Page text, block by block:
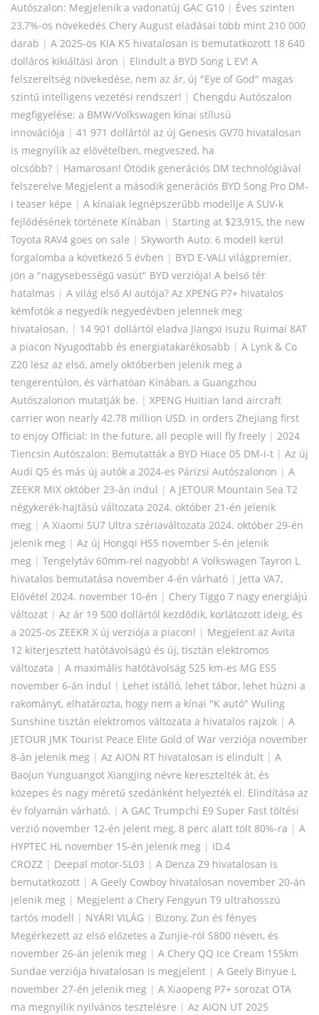
Autószalon: Megjelenik a vadonatúj GAC G10 | Éves szinten
23,7%-os növekedés Chery August eladásai több mint 210 000
darab | A 2025-ös KIA K5 hivatalosan is bemutatkozott 18 640
dolláros kikiáltási áron | Elindult a BYD Song L EV! A
felszereltség növekedése, nem az ár, új "Eye of God" magas
szintű intelligens vezetési rendszer! | Chengdu Autószalon
megfigyelése: a BMW/Volkswagen kínai stílusú
innovációja | 41 971 dollártól az új Genesis GV70 hivatalosan
is megnyílik az elővételben, megveszed, ha
olcsóbb? | Hamarosan! Ötödik generációs DM technológiával
felszerelve Megjelent a második generációs BYD Song Pro DM-
i teaser képe | A kínaiak legnépszerűbb modellje A SUV-k
fejlődésének története Kínában | Starting at $23,915, the new
Toyota RAV4 goes on sale | Skyworth Auto: 6 modell kerül
forgalomba a következő 5 évben | BYD E-VALI világpremier,
jön a "nagysebességű vasút" BYD verziója! A belső tér
hatalmas | A világ első AI autója? Az XPENG P7+ hivatalos
kémfotók a negyedik negyedévben jelennek meg
hivatalosan. | 14 901 dollártól eladva Jiangxi Isuzu Ruimai 8AT
a piacon Nyugodtabb és energiatakarékosabb | A Lynk & Co
Z20 lesz az első, amely októberben jelenik meg a
tengerentúlon, és várhatóan Kínában, a Guangzhou
Autószalonon mutatják be. | XPENG Huitian land aircraft
carrier won nearly 42.78 million USD. in orders Zhejiang first
to enjoy Official: In the future, all people will fly freely | 2024
Tiencsin Autószalon: Bemutatták a BYD Hiace 05 DM-i-t | Az új
Audi Q5 és más új autók a 2024-es Párizsi Autószalonon | A
ZEEKR MIX október 23-án indul | A JETOUR Mountain Sea T2
négykerék-hajtású változata 2024. október 21-én jelenik
meg | A Xiaomi SU7 Ultra szériaváltozata 2024. október 29-én
jelenik meg | Az új Hongqi HS5 november 5-én jelenik
meg | Tengelytáv 60mm-rel nagyobb! A Volkswagen Tayron L
hivatalos bemutatása november 4-én várható | Jetta VA7,
Elővétel 2024. november 10-én | Chery Tiggo 7 nagy energiájú
változat | Az ár 19 500 dollártól kezdődik, korlátozott ideig, és
a 2025-ös ZEEKR X új verziója a piacon! | Megjelent az Avita
12 kiterjesztett hatótávolságú és új, tisztán elektromos
változata | A maximális hatótávolság 525 km-es MG ES5
november 6-án indul | Lehet istálló, lehet tábor, lehet húzni a
rakományt, elhatározta, hogy nem a kínai "K autó" Wuling
Sunshine tisztán elektromos változata a hivatalos rajzok | A
JETOUR JMK Tourist Peace Elite Gold of War verziója november
8-án jelenik meg | Az AION RT hivatalosan is elindult | A
Baojun Yunguangot Xiangjing névre keresztelték át, és
közepes és nagy méretű szedánként helyezték el. Elindítása az
év folyamán várható. | A GAC Trumpchi E9 Super Fast töltési
verzió november 12-én jelent meg, 8 perc alatt tölt 80%-ra | A
HYPTEC HL november 15-én jelenik meg | ID.4
CROZZ | Deepal motor-SL03 | A Denza Z9 hivatalosan is
bemutatkozott | A Geely Cowboy hivatalosan november 20-án
jelenik meg | Megjelent a Chery Fengyun T9 ultrahosszú
tartós modell | NYÁRI VILÁG | Bizony, Zun és fényes
Megérkezett az első előzetes a Zunjie-ról S800 néven, és
november 26-án jelenik meg | A Chery QQ Ice Cream 155km
Sundae verziója hivatalosan is megjelent | A Geely Binyue L
november 27-én jelenik meg | A Xiaopeng P7+ sorozat OTA
ma megnyílik nyilvános tesztelésre | Az AION UT 2025